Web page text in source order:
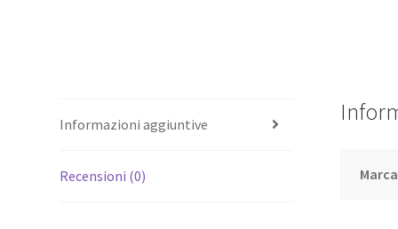
Informazioni aggiuntive
Recensioni (0) Marca